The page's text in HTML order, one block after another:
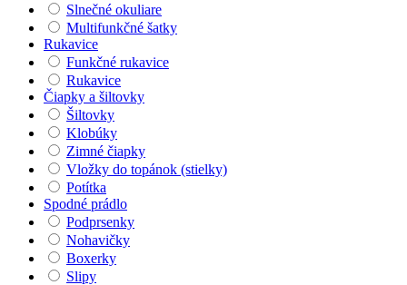
Slnečné okuliare
Multifunkčné šatky
Rukavice
Funkčné rukavice
Rukavice
Čiapky a šiltovky
Šiltovky
Klobúky
Zimné čiapky
Vložky do topánok (stielky)
Potítka
Spodné prádlo
Podprsenky
Nohavičky
Boxerky
Slipy